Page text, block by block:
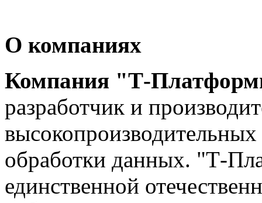
О компаниях
Компания "Т-
разработчик и
обработки данных. "Т-
единственной